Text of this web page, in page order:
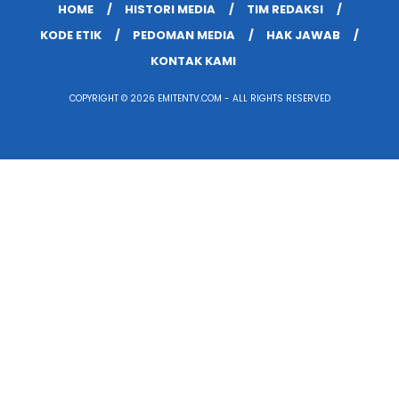
HOME HISTORI MEDIA
TIM REDAKSI
KODE ETIK
PEDOMAN MEDIA
HAK JAWAB
KONTAK KAMI
COPYRIGHT © 2026 EMITENTV.COM - ALL RIGHTS RESERVED